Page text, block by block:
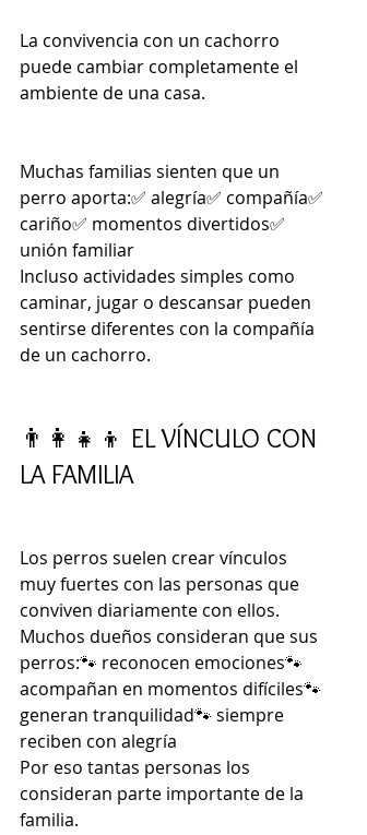
La convivencia con un cachorro
puede cambiar completamente el
ambiente de una casa.
Muchas familias sienten que un
perro aporta:✅ alegría✅ compañía✅
cariño✅ momentos divertidos✅
unión familiar
Incluso actividades simples como
caminar, jugar o descansar pueden
sentirse diferentes con la compañía
de un cachorro.
👨‍👩‍👧‍👦 EL VÍNCULO CON
LA FAMILIA
Los perros suelen crear vínculos
muy fuertes con las personas que
conviven diariamente con ellos.
Muchos dueños consideran que sus
perros:🐾 reconocen emociones🐾
acompañan en momentos difíciles🐾
generan tranquilidad🐾 siempre
reciben con alegría
Por eso tantas personas los
consideran parte importante de la
familia.